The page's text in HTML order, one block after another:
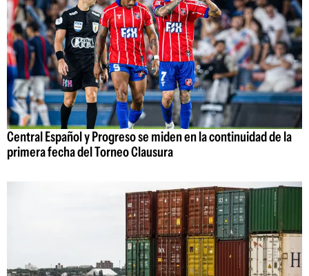
Central Español y Progreso se miden en la continuidad de la
primera fecha del Torneo Clausura